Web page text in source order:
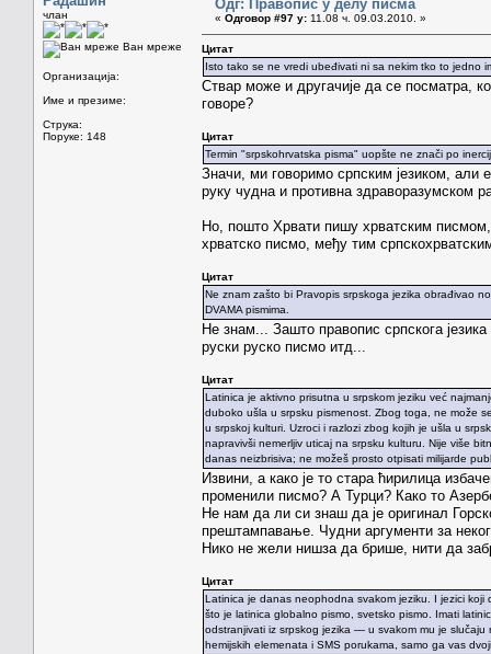
члан
Ван мреже
Организација:
Име и презиме:
Струка:
Поруке: 148
Одг: Правопис у делу писма
« Одговор #97 у: 11.08 ч. 09.03.2010. »
Цитат
Isto tako se ne vredi ubeđivati ni sa nekim tko to jedno
Ствар може и другачије да се посматра,
говоре?
Цитат
Termin "srpskohrvatska pisma" uopšte ne znači po
Значи, ми говоримо српским језиком, али
руку чудна и противна здраворазумском
Но, пошто Хрвати пишу хрватским писмом,
хрватско писмо, међу тим
Цитат
Ne znam zašto bi Pravopis srpskoga jezika obrađivao
DVAMA pismima.
Не знам... Зашто правопис српскога
руски руско писмо итд...
Цитат
Latinica je aktivno prisutna u srpskom jeziku već
duboko ušla u srpsku pismenost. Zbog toga, ne može
u srpskoj kulturi. Uzroci i razlozi zbog kojih je ušla u
napravivši nemerljiv uticaj na srpsku kulturu. Nije više
danas neizbrisiva; ne možeš prosto otpisati milijarde
Извини, а како је то стара ћирилица
променили писмо? А Турци? Како то
Не нам да ли си знаш да је оригинал
прештампавање. Чудни аргументи за
Нико не жели нишза да брише, нити да
Цитат
Latinica je danas neophodna svakom jeziku. I jezici
što je latinica globalno pismo, svetsko pismo. Imati
odstranjivati iz srpskog jezika — u svakom mu je
hemijskih elemenata i SMS porukama, samo ga vas